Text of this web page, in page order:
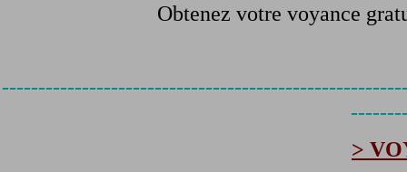
Obtenez votre voyance
>